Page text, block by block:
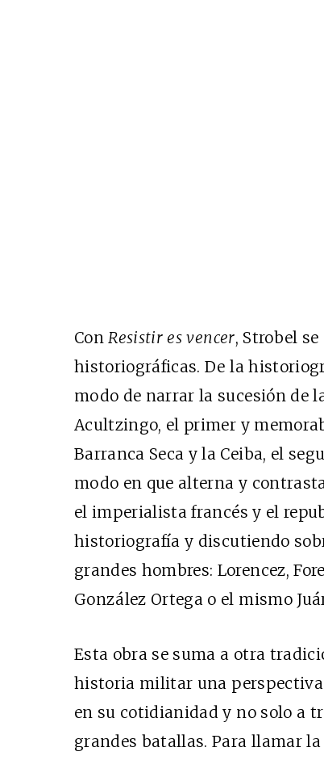
ConResistir es vencer, Strobel
historiográficas. De la
modo de narrar la sucesión de
Acultzingo, el primer y
Barranca Seca y la Ceiba, el
modo en que alterna y
el imperialista francés y el
historiografía y discutiendo
grandes hombres: Lorencez,
González Ortega o el mismo
Esta obra se suma a otra
historia militar una
en su cotidianidad y no solo a
grandes batallas. Para llamar